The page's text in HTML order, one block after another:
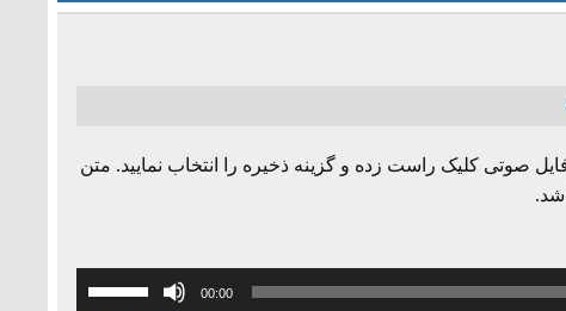
صوتی کلیک راست زده و گزینه ذخیره را انتخاب نمایید. متن
00:00